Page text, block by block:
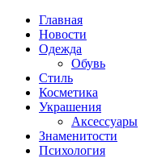
Главная
Новости
Одежда
Обувь
Стиль
Косметика
Украшения
Аксессуары
Знаменитости
Психология